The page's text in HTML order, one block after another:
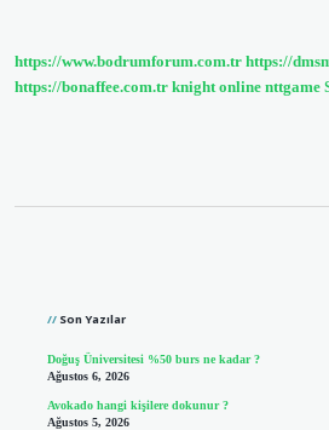
https://www.bodrumforum.com.tr https://
https://bonaffee.com.tr knight online nttgame
Son Yazılar
Doğuş Üniversitesi %50 burs ne kadar ?
Ağustos 6, 2026
Avokado hangi kişilere dokunur ?
Ağustos 5, 2026